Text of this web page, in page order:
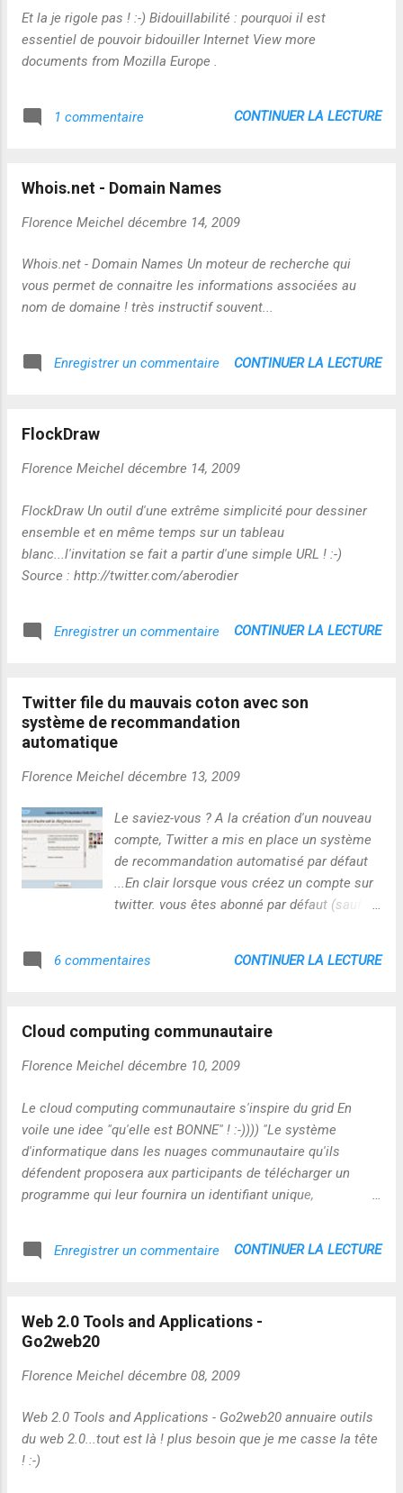
Et la je rigole pas ! :-) Bidouillabilité : pourquoi il est
essentiel de pouvoir bidouiller Internet View more
documents from Mozilla Europe .
1 commentaire CONTINUER LA LECTURE
Whois.net - Domain Names
Florence Meichel décembre 14, 2009
Whois.net - Domain Names Un moteur de recherche qui
vous permet de connaitre les informations associées au
nom de domaine ! très instructif souvent...
Enregistrer un commentaire CONTINUER LA LECTURE
FlockDraw
Florence Meichel décembre 14, 2009
FlockDraw Un outil d'une extrême simplicité pour dessiner
ensemble et en même temps sur un tableau
blanc...l'invitation se fait a partir d'une simple URL ! :-)
Source : http://twitter.com/aberodier
Enregistrer un commentaire CONTINUER LA LECTURE
Twitter file du mauvais coton avec son
système de recommandation
automatique
Florence Meichel décembre 13, 2009
Le saviez-vous ? A la création d'un nouveau
compte, Twitter a mis en place un système
de recommandation automatisé par défaut
...En clair lorsque vous créez un compte sur
twitter. vous êtes abonné par défaut (sauf si
comme par exemple nk_m et presse-
comptes en question voient le nombre de
préciser aussi, que le nombre de leurs
followers n'a plus aucune valeur ! Preuve à
l'appui : Et voilà le résultat :
http://twitter.grader.com/history/pressecitro
n?compuser=nk_m Dans le même genre :
Campagne politique robotisée :-(
http://www.slate.fr/story/44349/twitter-
hollande MAJ : Modification de la liste
uk/2010/01/modification-de-la-liste-
6 commentaires CONTINUER LA LECTURE
Cloud computing communautaire
Florence Meichel décembre 10, 2009
Le cloud computing communautaire s'inspire du grid En
voile une idee "qu'elle est BONNE" ! :-)))) "Le système
d'informatique dans les nuages communautaire qu'ils
défendent proposera aux participants de télécharger un
programme qui leur fournira un identifiant unique,
exactement le même que pour les services de cloud-
application et en garderont le contrôle. La seule différence
est que ces services seront hébergés par la communauté,
ainsi que les ressources nécessaires. Sur le modèle de ce
continent bleu et la perspective numérique pensée par
Olivier Auber ! :-)
http://amateur.iri.centrepompidou.fr/nouveaumonde/enmi/ld
Enregistrer un commentaire CONTINUER LA LECTURE
Web 2.0 Tools and Applications -
Go2web20
Florence Meichel décembre 08, 2009
Web 2.0 Tools and Applications - Go2web20 annuaire outils
du web 2.0...tout est là ! plus besoin que je me casse la tête
! :-)